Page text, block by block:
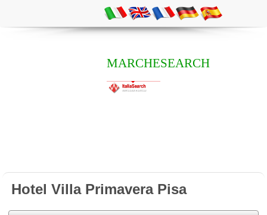
MARCHESEARCH
Hotel Villa Primavera Pisa